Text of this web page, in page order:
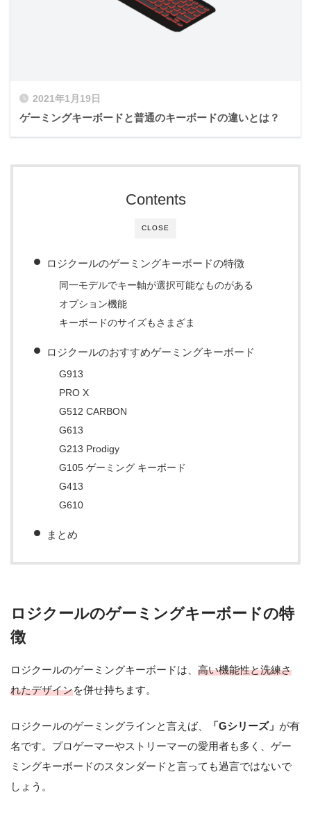
2021年1月19日
ゲーミングキーボードと普通のキーボードの違いとは？
CLOSE
Contents
ロジクールのゲーミングキーボードの特徴
同一モデルでキー軸が選択可能なものがある
オプション機能
キーボードのサイズもさまざま
ロジクールのおすすめゲーミングキーボード
G913
PRO X
G512 CARBON
G613
G213 Prodigy
G105 ゲーミング キーボード
G413
G610
まとめ
ロジクールのゲーミングキーボードの特
徴
ロジクールのゲーミングキーボードは、 高い機能性と洗練さ
れたデザインを併せ持ちます。
ロジクールのゲーミングラインと言えば、 「Gシリーズ」 が有
名です。プロゲーマーやストリーマーの愛用者も多く、ゲー
ミングキーボードのスタンダードと言っても過言ではないで
しょう。